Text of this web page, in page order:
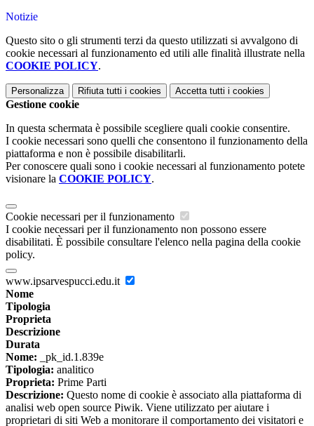
Notizie
Questo sito o gli strumenti terzi da questo utilizzati si avvalgono di
cookie necessari al funzionamento ed utili alle finalità illustrate nella
COOKIE POLICY.
Personalizza Rifiuta tutti i cookies Accetta tutti i cookies
Gestione cookie
In questa schermata è possibile scegliere quali cookie consentire.
I cookie necessari sono quelli che consentono il funzionamento della
piattaforma e non è possibile disabilitarli.
Per conoscere quali sono i cookie necessari al funzionamento potete
visionare la COOKIE POLICY.
Cookie necessari per il funzionamento
I cookie necessari per il funzionamento non possono essere
disabilitati. È possibile consultare l'elenco nella pagina della cookie
policy.
www.ipsarvespucci.edu.it
Nome
Tipologia
Proprieta
Descrizione
Durata
Nome: _pk_id.1.839e
Tipologia: analitico
Proprieta: Prime Parti
Descrizione: Questo nome di cookie è associato alla piattaforma di
analisi web open source Piwik. Viene utilizzato per aiutare i
proprietari di siti Web a monitorare il comportamento dei visitatori e